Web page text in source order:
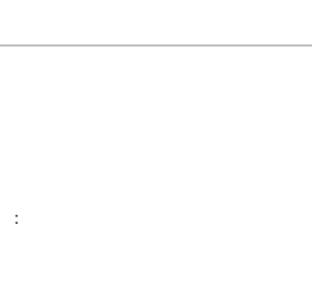
：